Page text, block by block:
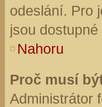
odeslání. Pro
jsou
Nahoru
Proč musí
Administrátor